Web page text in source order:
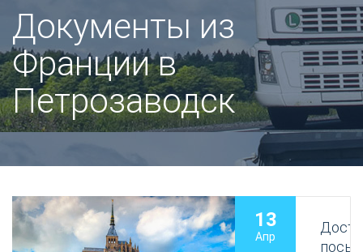
Документы из
Франции в
Петрозаводск
13
Апр